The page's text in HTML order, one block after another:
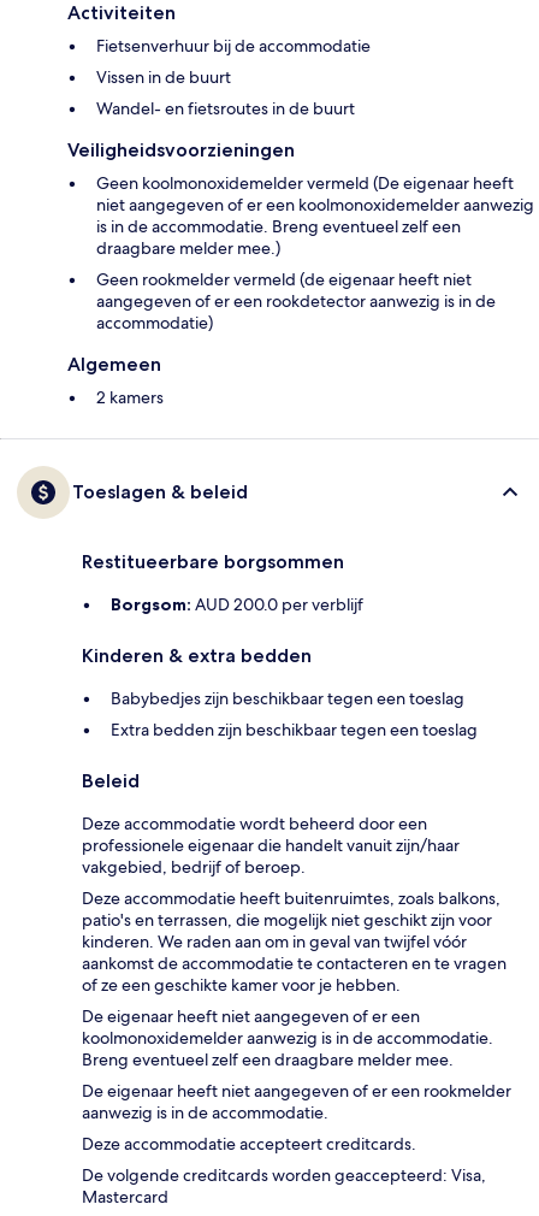
Activiteiten
Fietsenverhuur bij de accommodatie
Vissen in de buurt
Wandel- en fietsroutes in de buurt
Veiligheidsvoorzieningen
Geen koolmonoxidemelder vermeld (De eigenaar heeft
niet aangegeven of er een koolmonoxidemelder aanwezig
is in de accommodatie. Breng eventueel zelf een
draagbare melder mee.)
Geen rookmelder vermeld (de eigenaar heeft niet
aangegeven of er een rookdetector aanwezig is in de
accommodatie)
Algemeen
2 kamers
Toeslagen & beleid
Restitueerbare borgsommen
Borgsom: AUD 200.0 per verblijf
Kinderen & extra bedden
Babybedjes zijn beschikbaar tegen een toeslag
Extra bedden zijn beschikbaar tegen een toeslag
Beleid
Deze accommodatie wordt beheerd door een
professionele eigenaar die handelt vanuit zijn/haar
vakgebied, bedrijf of beroep.
Deze accommodatie heeft buitenruimtes, zoals balkons,
patio's en terrassen, die mogelijk niet geschikt zijn voor
kinderen. We raden aan om in geval van twijfel vóór
aankomst de accommodatie te contacteren en te vragen
of ze een geschikte kamer voor je hebben.
De eigenaar heeft niet aangegeven of er een
koolmonoxidemelder aanwezig is in de accommodatie.
Breng eventueel zelf een draagbare melder mee.
De eigenaar heeft niet aangegeven of er een rookmelder
aanwezig is in de accommodatie.
Deze accommodatie accepteert creditcards.
De volgende creditcards worden geaccepteerd: Visa,
Mastercard